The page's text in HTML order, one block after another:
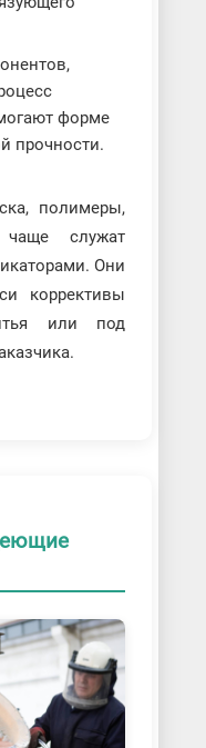
форме
прочности.
полимеры,
чаще служат
Они
коррективы
или под